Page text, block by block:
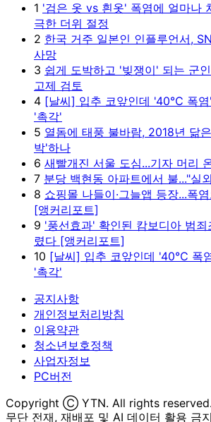
1 '검은 옷 vs 흰옷' 폭염에 얼마나
극한 더위 절정
2 한국 거주 일본인 인플루언서,
사망
3 쉽게 도박하고 '빚쟁이' 되는 군
고제 검토
4 [날씨] 입추 코앞인데 '40℃ 폭염
'촉각'
5 열돔에 태풍 불바람, 2018년 닮
박'하나
6 새빨개진 서울 도심...기자 머리
7 분당 백현동 아파트에서 불..."실
8 쇼핑몰 나들이·그늘앱 등장...폭
[앵커리포트]
9 '풍선효과' 확인된 캄보디아 범죄
렸다 [앵커리포트]
10 [날씨] 입추 코앞인데 '40℃ 폭
'촉각'
공지사항
개인정보처리방침
이용약관
청소년보호정책
사업자정보
PC버전
Copyright Ⓒ YTN. All rights reserved.
무단 전재, 재배포 및 AI 데이터 활용 금지